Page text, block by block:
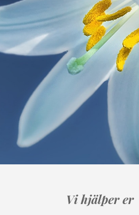
Vi hjälper er